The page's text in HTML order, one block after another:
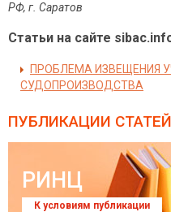
РФ, г. Саратов
Статьи на сайте
ПРОБЛЕМА ИЗВЕЩЕНИЯ
СУДОПРОИЗВОДСТВА
ПУБЛИКАЦИИ СТАТЕЙ
РИНЦ
К условиям публикации